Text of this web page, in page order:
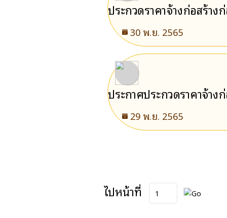
ประกวดราคาจ้างก่อสร้า
หรือมีพื้นที่ไม่น้อยกว่า
30 พ.ย. 2565
ประกาศประกวดราคาจ้า
ตำบลพลวง ด้วยวิธีประก
29 พ.ย. 2565
ไปหน้าที่